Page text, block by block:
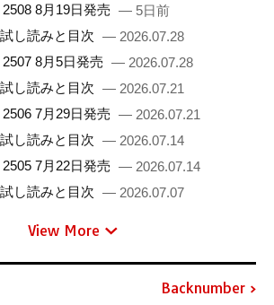
8月19日発売 — 5日前
し読みと目次 — 2026.07.28
8月5日発売 — 2026.07.28
し読みと目次 — 2026.07.21
7月29日発売 — 2026.07.21
し読みと目次 — 2026.07.14
7月22日発売 — 2026.07.14
し読みと目次 — 2026.07.07
View More
Backnumber